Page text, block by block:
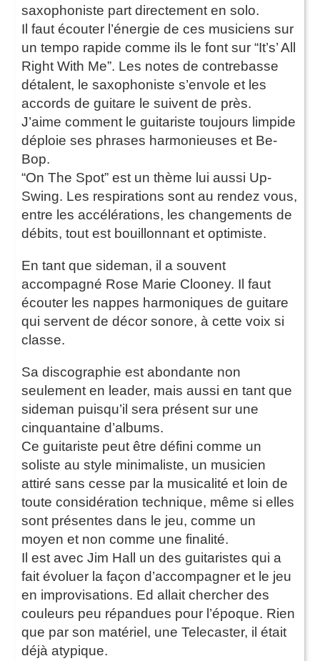
saxophoniste part directement en solo.
Il faut écouter l’énergie de ces musiciens sur
un tempo rapide comme ils le font sur “It’s’ All
Right With Me”. Les notes de contrebasse
détalent, le saxophoniste s’envole et les
accords de guitare le suivent de près.
J’aime comment le guitariste toujours limpide
déploie ses phrases harmonieuses et Be-
Bop.
“On The Spot” est un thème lui aussi Up-
Swing. Les respirations sont au rendez vous,
entre les accélérations, les changements de
débits, tout est bouillonnant et optimiste.
En tant que sideman, il a souvent
accompagné Rose Marie Clooney. Il faut
écouter les nappes harmoniques de guitare
qui servent de décor sonore, à cette voix si
classe.
Sa discographie est abondante non
seulement en leader, mais aussi en tant que
sideman puisqu’il sera présent sur une
cinquantaine d’albums.
Ce guitariste peut être défini comme un
soliste au style minimaliste, un musicien
attiré sans cesse par la musicalité et loin de
toute considération technique, même si elles
sont présentes dans le jeu, comme un
moyen et non comme une finalité.
Il est avec Jim Hall un des guitaristes qui a
fait évoluer la façon d’accompagner et le jeu
en improvisations. Ed allait chercher des
couleurs peu répandues pour l’époque. Rien
que par son matériel, une Telecaster, il était
déjà atypique.